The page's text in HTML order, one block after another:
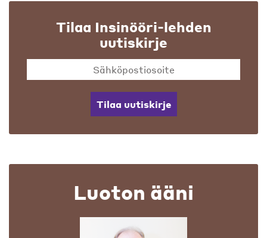
Tilaa Insinööri-lehden
uutiskirje
Tilaa uutiskirje
Luoton ääni